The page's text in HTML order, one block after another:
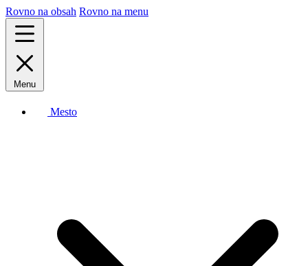
Rovno na obsah Rovno na menu
Menu
Mesto